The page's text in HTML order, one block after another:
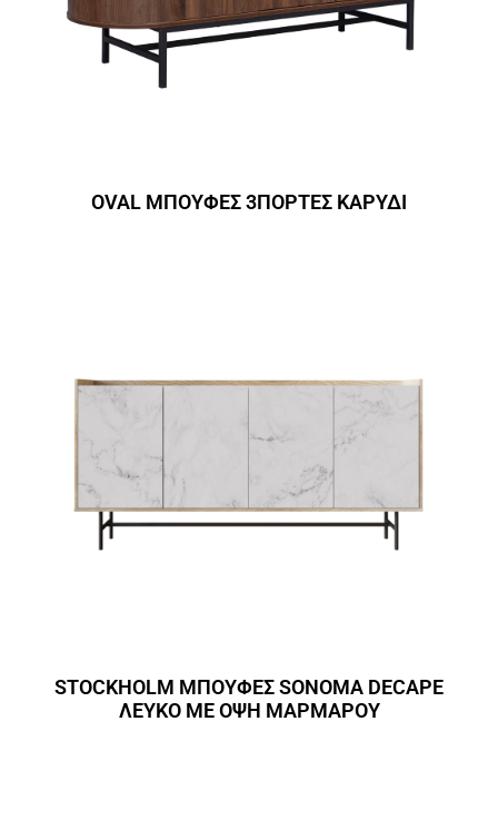
OVAL ΜΠΟΥΦΕΣ 3ΠΟΡΤΕΣ ΚΑΡΥΔΙ
STOCKHOLM ΜΠΟΥΦΕΣ SONOMA DECAPE
ΛΕΥΚΟ ΜΕ ΟΨΗ ΜΑΡΜΑΡΟΥ